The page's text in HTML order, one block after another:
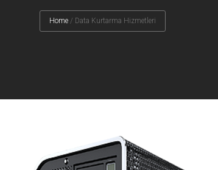
Home / Data Kurtarma Hizmetleri